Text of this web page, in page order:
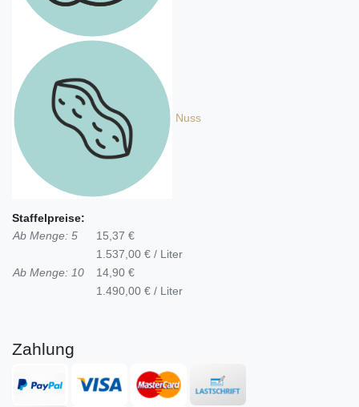
Nuss
Staffelpreise:
Ab Menge: 5
15,37 €
1.537,00 € / Liter
Ab Menge: 10
14,90 €
1.490,00 € / Liter
Zahlung